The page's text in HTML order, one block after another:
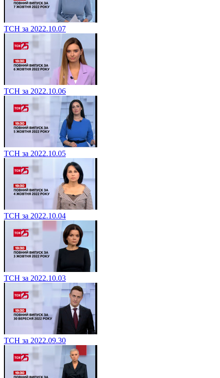
ТСН за 2022.10.07
ТСН за 2022.10.06
ТСН за 2022.10.05
ТСН за 2022.10.04
ТСН за 2022.10.03
ТСН за 2022.09.30